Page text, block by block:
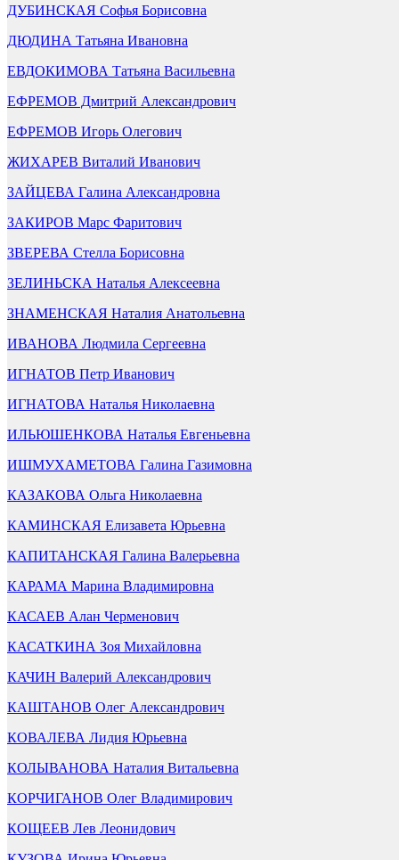
ДУБИНСКАЯ Софья Борисовна
ДЮДИНА Татьяна Ивановна
ЕВДОКИМОВА Татьяна Васильевна
ЕФРЕМОВ Дмитрий Александрович
ЕФРЕМОВ Игорь Олегович
ЖИХАРЕВ Виталий Иванович
ЗАЙЦЕВА Галина Александровна
ЗАКИРОВ Марс Фаритович
ЗВЕРЕВА Стелла Борисовна
ЗЕЛИНЬСКА Наталья Алексеевна
ЗНАМЕНСКАЯ Наталия Анатольевна
ИВАНОВА Людмила Сергеевна
ИГНАТОВ Петр Иванович
ИГНАТОВА Наталья Николаевна
ИЛЬЮШЕНКОВА Наталья Евгеньевна
ИШМУХАМЕТОВА Галина Газимовна
КАЗАКОВА Ольга Николаевна
КАМИНСКАЯ Елизавета Юрьевна
КАПИТАНСКАЯ Галина Валерьевна
КАРАМА Марина Владимировна
КАСАЕВ Алан Черменович
КАСАТКИНА Зоя Михайловна
КАЧИН Валерий Александрович
КАШТАНОВ Олег Александрович
КОВАЛЕВА Лидия Юрьевна
КОЛЫВАНОВА Наталия Витальевна
КОРЧИГАНОВ Олег Владимирович
КОЩЕЕВ Лев Леонидович